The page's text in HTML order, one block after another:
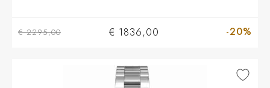
€ 2295,00 € 1836,00 -20%